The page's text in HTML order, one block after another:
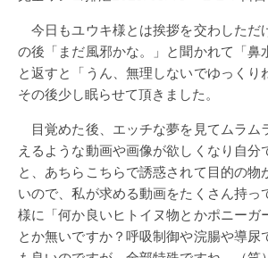
今日もユウキ様とは挨拶を交わしただ
の後「まだ風邪かな。」と聞かれて「鼻
と返すと「うん、無理しないでゆっくり
その後少し眠らせて頂きました。
目覚めた後、エッチな夢を見てムラム
えるような動画や画像が欲しくなり自分
と、あちらこちらで誘惑されて目的の物
いので、私が求める動画をたくさん持っ
様に「何か良いヒトイヌ物とかポニーガ
とか無いですか？呼吸制御や浣腸や導尿